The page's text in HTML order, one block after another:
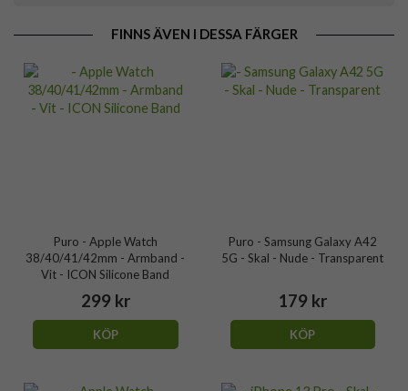
FINNS ÄVEN I DESSA FÄRGER
Puro - Apple Watch
38/40/41/42mm - Armband -
Vit - ICON Silicone Band
299 kr
KÖP
Puro - Samsung Galaxy A42
5G - Skal - Nude - Transparent
179 kr
KÖP